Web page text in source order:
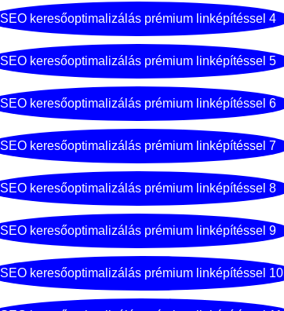
SEO keresőoptimalizálás prémium linképítéssel 4
SEO keresőoptimalizálás prémium linképítéssel 5
SEO keresőoptimalizálás prémium linképítéssel 6
SEO keresőoptimalizálás prémium linképítéssel 7
SEO keresőoptimalizálás prémium linképítéssel 8
SEO keresőoptimalizálás prémium linképítéssel 9
SEO keresőoptimalizálás prémium linképítéssel 10